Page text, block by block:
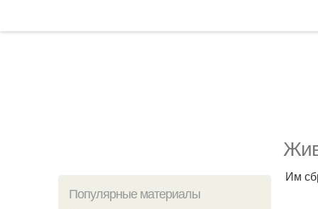
Популярные материалы
Им